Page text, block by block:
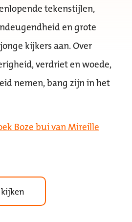
tekenstijlen,
en grote
kijkers aan. Over
verdriet en woede,
nemen, bang zijn in het
Boze bui van Mireille